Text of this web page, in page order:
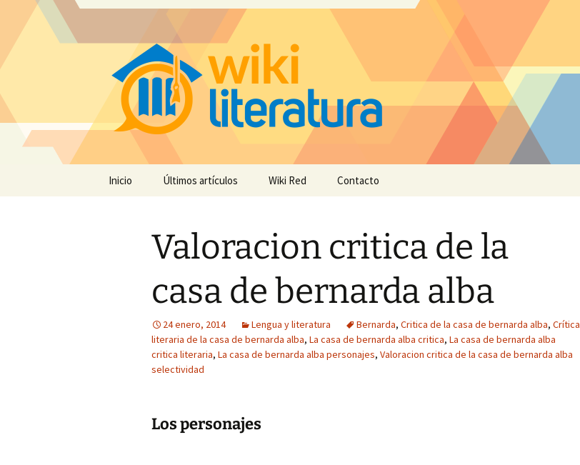
Inicio Últimos artículos Wiki Red Contacto
Valoracion critica de la
casa de bernarda alba
24 enero, 2014 Lengua y literatura Bernarda, Critica de la casa de bernarda alba, Crítica
literaria de la casa de bernarda alba, La casa de bernarda alba critica, La casa de bernarda alba
critica literaria, La casa de bernarda alba personajes, Valoracion critica de la casa de bernarda alba
selectividad
Los personajes